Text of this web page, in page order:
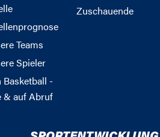
Teams
Spieler
Basketball -
& auf Abruf
Zuschauende